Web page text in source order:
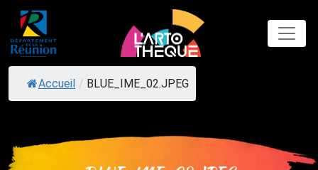
Skip
content
Accueil / BLUE_IME_02.JPEG